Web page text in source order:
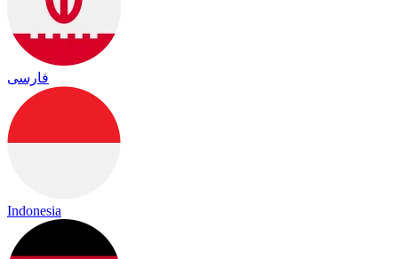
فارسی
Indonesia